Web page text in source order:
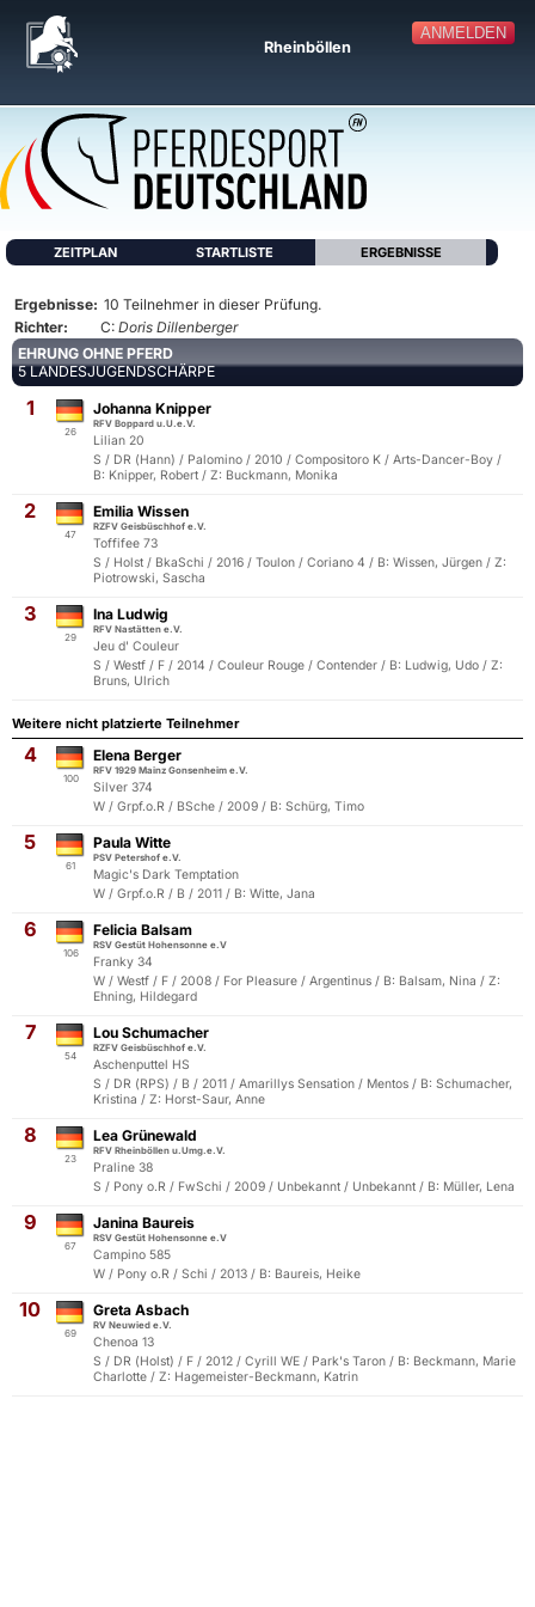
ANMELDEN
Rheinböllen
ZEITPLAN STARTLISTE ERGEBNISSE
Ergebnisse: 10 Teilnehmer in dieser Prüfung.
Richter:
C: Doris Dillenberger
EHRUNG OHNE PFERD
5 LANDESJUGENDSCHÄRPE
1
26
Johanna Knipper
RFV Boppard u.U.e.V.
Lilian 20
S / DR (Hann) / Palomino / 2010 / Compositoro K / Arts-Dancer-Boy /
B: Knipper, Robert / Z: Buckmann, Monika
2
47
Emilia Wissen
RZFV Geisbüschhof e.V.
Toffifee 73
S / Holst / BkaSchi / 2016 / Toulon / Coriano 4 / B: Wissen, Jürgen / Z:
Piotrowski, Sascha
3
29
Ina Ludwig
RFV Nastätten e.V.
Jeu d' Couleur
S / Westf / F / 2014 / Couleur Rouge / Contender / B: Ludwig, Udo / Z:
Bruns, Ulrich
Weitere nicht platzierte Teilnehmer
4
100
Elena Berger
RFV 1929 Mainz Gonsenheim e.V.
Silver 374
W / Grpf.o.R / BSche / 2009 / B: Schürg, Timo
5
61
Paula Witte
PSV Petershof e.V.
Magic's Dark Temptation
W / Grpf.o.R / B / 2011 / B: Witte, Jana
6
106
Felicia Balsam
RSV Gestüt Hohensonne e.V
Franky 34
W / Westf / F / 2008 / For Pleasure / Argentinus / B: Balsam, Nina / Z:
Ehning, Hildegard
7
54
Lou Schumacher
RZFV Geisbüschhof e.V.
Aschenputtel HS
S / DR (RPS) / B / 2011 / Amarillys Sensation / Mentos / B: Schumacher,
Kristina / Z: Horst-Saur, Anne
8
23
Lea Grünewald
RFV Rheinböllen u.Umg.e.V.
Praline 38
S / Pony o.R / FwSchi / 2009 / Unbekannt / Unbekannt / B: Müller, Lena
9
67
Janina Baureis
RSV Gestüt Hohensonne e.V
Campino 585
W / Pony o.R / Schi / 2013 / B: Baureis, Heike
10
69
Greta Asbach
RV Neuwied e.V.
Chenoa 13
S / DR (Holst) / F / 2012 / Cyrill WE / Park's Taron / B: Beckmann, Marie
Charlotte / Z: Hagemeister-Beckmann, Katrin